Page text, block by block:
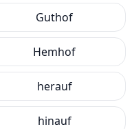
Guthof
Hemhof
herauf
hinauf